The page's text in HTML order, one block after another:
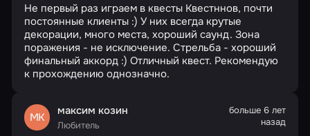
Не первый раз играем в квесты Квестннов, почти
постоянные клиенты :) У них всегда крутые
декорации, много места, хороший саунд. Зона
поражения - не исключение. Стрельба - хороший
финальный аккорд :) Отличный квест. Рекомендую
к прохождению однозначно.
МК максим козин
Любитель
больше 6 лет
назад